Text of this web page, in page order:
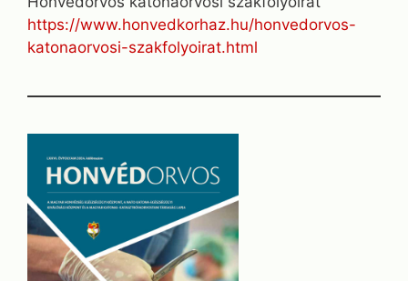
https://www.honvedkorhaz.hu/honvedorvos-
katonaorvosi-szakfolyoirat.html